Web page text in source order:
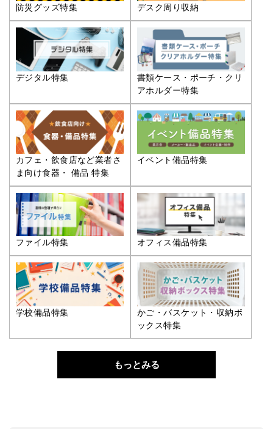
防災グッズ特集 デスク周り収納
デジタル特集
書類ケース・ポーチ・クリ
アホルダー特集
カフェ・飲食店など業者さ
ま向け食器・ 備品 特集
イベント備品特集
ファイル特集 オフィス備品特集
学校備品特集
かご・バスケット・収納ボ
ックス特集
もっとみる